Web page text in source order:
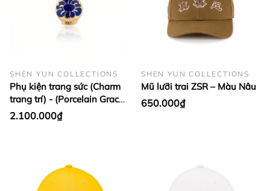
SHEN YUN COLLECTIONS
Phụ kiện trang sức (Charm
trang trí) - (Porcelain Grace
Gold)
2.100.000₫
SHEN YUN COLLECTIONS
Mũ lưỡi trai ZSR – Màu Nâu
650.000₫